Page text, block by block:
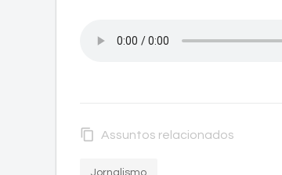
content_copy Assuntos relacionados
Jornalismo